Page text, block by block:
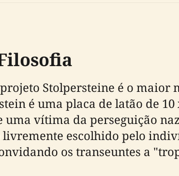
Stolpersteine é o maior
é uma placa de latão de 10
vítima da perseguição
escolhido pelo
os transeuntes a